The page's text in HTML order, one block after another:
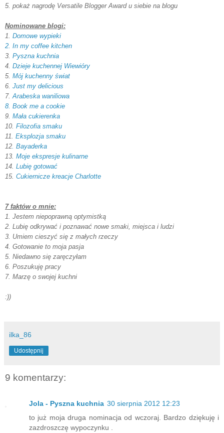
5. pokaż nagrodę Versatile Blogger Award u siebie na blogu
Nominowane blogi:
1. Domowe wypieki
2. In my coffee kitchen
3. Pyszna kuchnia
4. Dzieje kuchennej Wiewióry
5. Mój kuchenny świat
6. Just my delicious
7. Arabeska waniliowa
8. Book me a cookie
9. Mała cukierenka
10. Filozofia smaku
11. Eksplozja smaku
12 . Bayaderka
13. Moje ekspresje kulinarne
14. Lubię gotować
15. Cukiernicze kreacje Charlotte
7 faktów o mnie:
1. Jestem niepoprawną optymistką
2. Lubię odkrywać i poznawać nowe smaki, miejsca i ludzi
3. Umiem cieszyć się z małych rzeczy
4. Gotowanie to moja pasja
5. Niedawno się zaręczyłam
6. Poszukuję pracy
7. Marzę o swojej kuchni
:))
ilka_86
Udostępnij
9 komentarzy:
Jola - Pyszna kuchnia 30 sierpnia 2012 12:23
to już moja druga nominacja od wczoraj. Bardzo dziękuję i
zazdroszczę wypoczynku .